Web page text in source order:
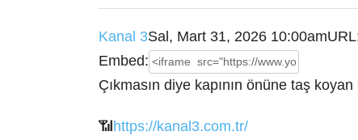
Kanal 3Sal, Mart 31, 2026 10:00am
Embed:
Çıkmasın diye kapının önüne taş
📶 https://kanal3.com.tr/